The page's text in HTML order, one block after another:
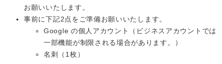
お願いいたします。
事前に下記2点をご準備お願いいたします。
Google の個人アカウント（ビジネスアカウントでは
一部機能が制限される場合があります。）
名刺（1枚）